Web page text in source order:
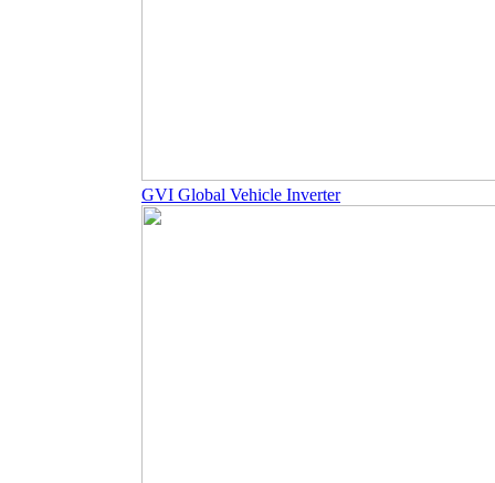
GVI Global Vehicle Inverter